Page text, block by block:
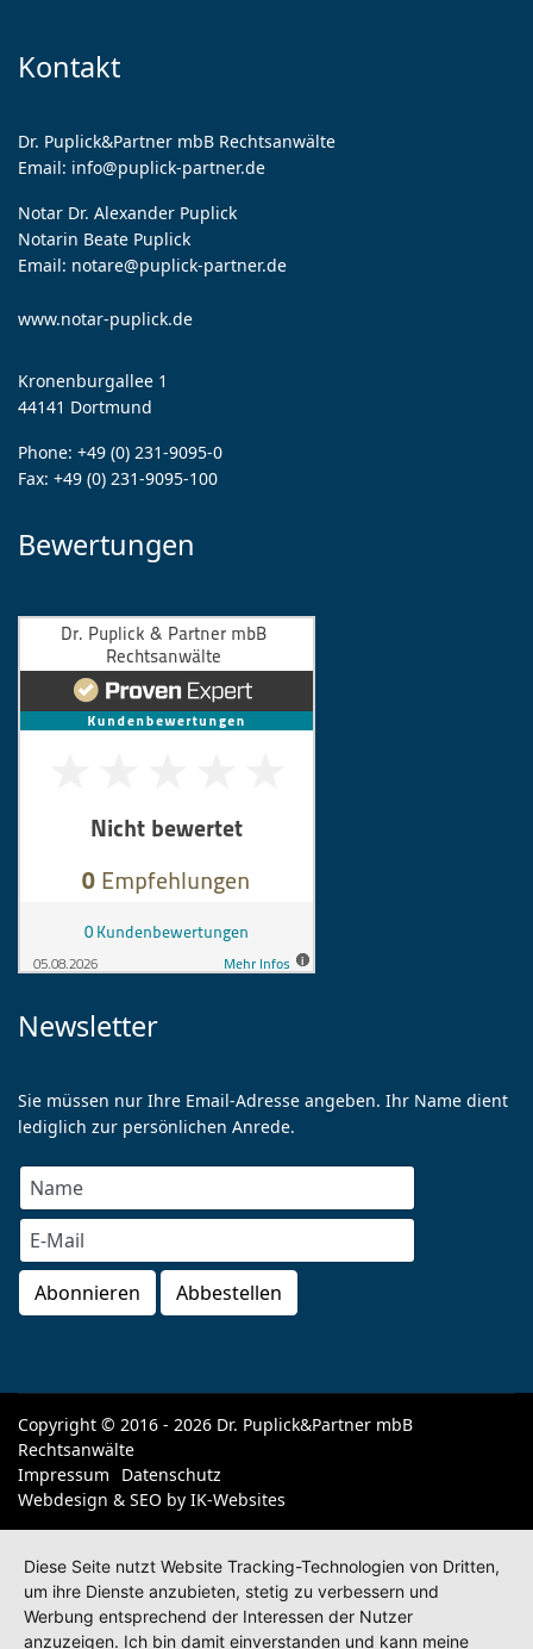
Kontakt
Dr. Puplick&Partner mbB Rechtsanwälte
Email: info@puplick-partner.de
Notar Dr. Alexander Puplick
Notarin Beate Puplick
Email: notare@puplick-partner.de
www.notar-puplick.de
Kronenburgallee 1
44141 Dortmund
Phone: +49 (0) 231-9095-0
Fax: +49 (0) 231-9095-100
Bewertungen
Newsletter
Sie müssen nur Ihre Email-Adresse angeben. Ihr Name dient
lediglich zur persönlichen Anrede.
Copyright © 2016 - 2026 Dr. Puplick&Partner mbB
Rechtsanwälte
Impressum
Datenschutz
Webdesign & SEO by IK-Websites
Diese Seite nutzt Website Tracking-Technologien von Dritten,
um ihre Dienste anzubieten, stetig zu verbessern und
Werbung entsprechend der Interessen der Nutzer
anzuzeigen. Ich bin damit einverstanden und kann meine